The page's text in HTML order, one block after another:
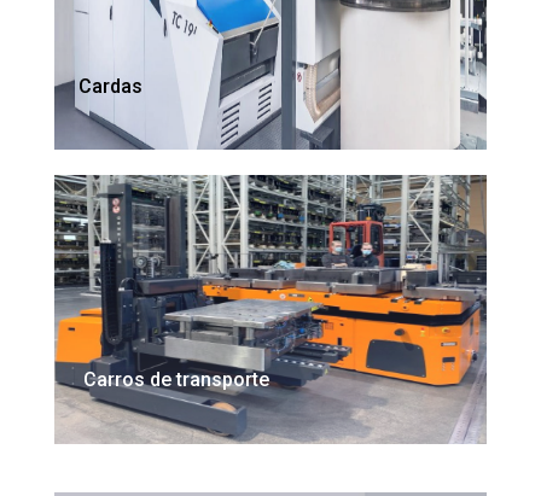
Cardas
Carros de transporte